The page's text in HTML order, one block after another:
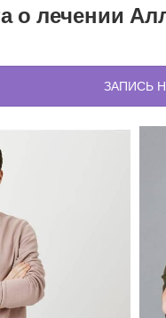
о лечении
ЗАПИСЬ